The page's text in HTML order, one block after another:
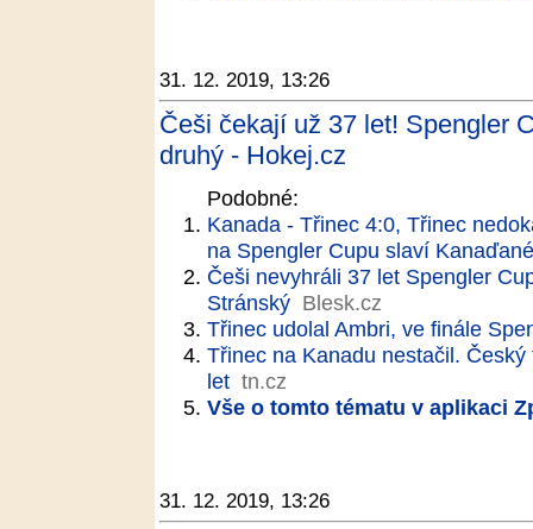
31. 12. 2019, 13:26
Češi čekají už 37 let! Spengler
druhý - Hokej.cz
Podobné:
Kanada - Třinec 4:0, Třinec
na Spengler Cupu slaví Kanaďané
Češi nevyhráli 37 let Spengler
Stránský Blesk.cz
Třinec udolal Ambri, ve finále
Třinec na Kanadu nestačil.
let tn.cz
Vše o tomto tématu v aplikaci
31. 12. 2019, 13:26